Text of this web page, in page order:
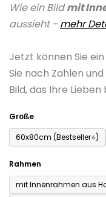
Wie ein Bildmit
aussieht - mehr
Jetzt können Sie
Sie nach Zahlen
Bild, das Ihre
Größe
60x80cm (Bestseller⭐)
Rahmen
mit Innenrahmen aus
ist
von
5
Sternen.